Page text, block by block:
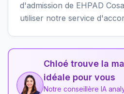
d'admission de EHPAD
utiliser notre service
Chloé trouve la
idéale pour vous
Notre conseillère IA